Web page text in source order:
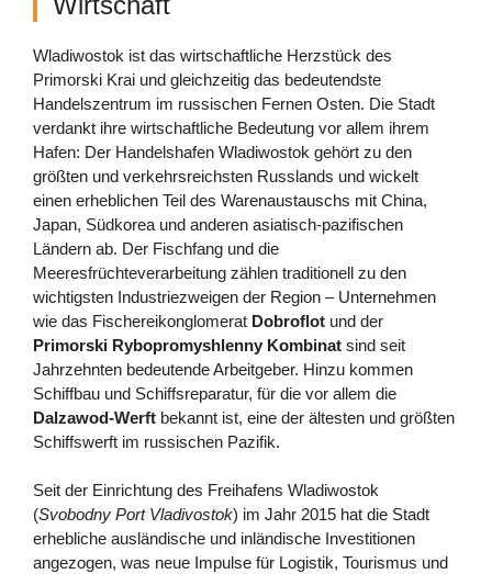
Wladiwostok ist das wirtschaftliche Herzstück des
Primorski Krai und gleichzeitig das bedeutendste
Handelszentrum im russischen Fernen Osten. Die Stadt
verdankt ihre wirtschaftliche Bedeutung vor allem ihrem
Hafen: Der Handelshafen Wladiwostok gehört zu den
größten und verkehrsreichsten Russlands und wickelt
einen erheblichen Teil des Warenaustauschs mit China,
Japan, Südkorea und anderen asiatisch-pazifischen
Ländern ab. Der Fischfang und die
Meeresfrüchteverarbeitung zählen traditionell zu den
wichtigsten Industriezweigen der Region – Unternehmen
wie das Fischereikonglomerat Dobroflot und der
Primorski Rybopromyshlenny Kombinat sind seit
Jahrzehnten bedeutende Arbeitgeber. Hinzu kommen
Schiffbau und Schiffsreparatur, für die vor allem die
Dalzawod-Werft bekannt ist, eine der ältesten und größten
Schiffswerft im russischen Pazifik.
Seit der Einrichtung des Freihafens Wladiwostok
(Svobodny Port Vladivostok) im Jahr 2015 hat die Stadt
erhebliche ausländische und inländische Investitionen
angezogen, was neue Impulse für Logistik, Tourismus und